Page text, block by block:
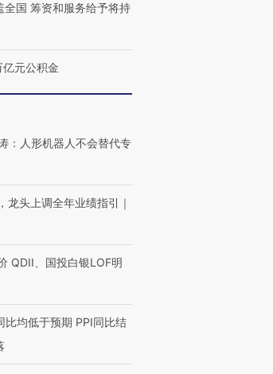
全国 筹资和服务给予将持
亿元公积金
：人形机器人不会替代专
龙头上调全年业绩指引｜
QDII、国投白银LOF明
比均低于预期 PPI同比结